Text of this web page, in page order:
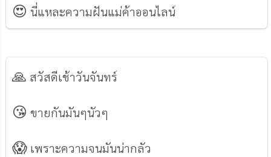
😍 นี่แหละความฝันแม่ค้าออนไลน์
🙏 สวัสดีเช้าวันจันทร์
😘 ขายกันมันๆนัวๆ
😱 เพราะความจนมันน่ากลัว